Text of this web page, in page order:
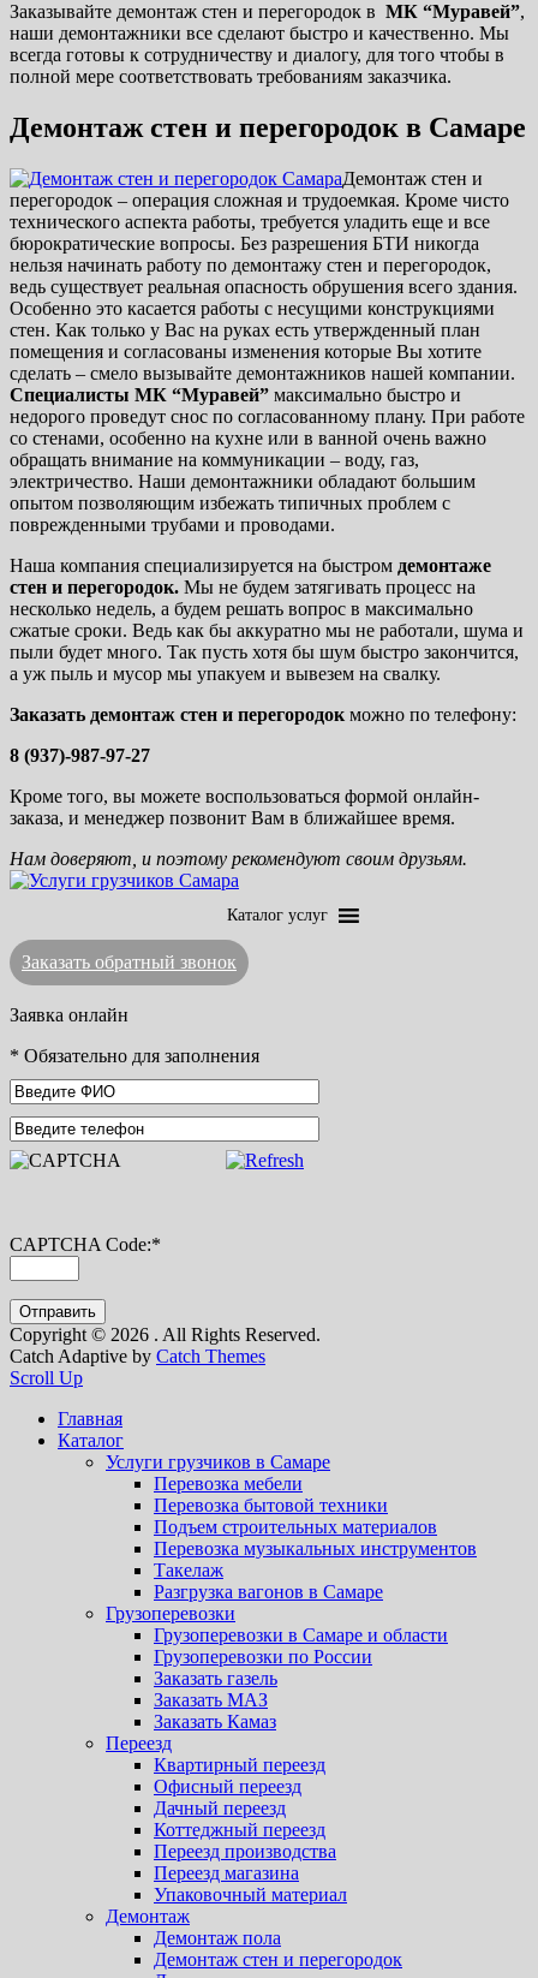
Заказывайте демонтаж стен и перегородок в МК “Муравей”,
наши демонтажники все сделают быстро и качественно. Мы
всегда готовы к сотрудничеству и диалогу, для того чтобы в
полной мере соответствовать требованиям заказчика.
Демонтаж стен и перегородок в Самаре
Демонтаж стен и
перегородок – операция сложная и трудоемкая. Кроме чисто
технического аспекта работы, требуется уладить еще и все
бюрократические вопросы. Без разрешения БТИ никогда
нельзя начинать работу по демонтажу стен и перегородок,
ведь существует реальная опасность обрушения всего здания.
Особенно это касается работы с несущими конструкциями
стен. Как только у Вас на руках есть утвержденный план
помещения и согласованы изменения которые Вы хотите
сделать – смело вызывайте демонтажников нашей компании.
Специалисты МК “Муравей” максимально быстро и
недорого проведут снос по согласованному плану. При работе
со стенами, особенно на кухне или в ванной очень важно
обращать внимание на коммуникации – воду, газ,
электричество. Наши демонтажники обладают большим
опытом позволяющим избежать типичных проблем с
поврежденными трубами и проводами.
Наша компания специализируется на быстром демонтаже
стен и перегородок. Мы не будем затягивать процесс на
несколько недель, а будем решать вопрос в максимально
сжатые сроки. Ведь как бы аккуратно мы не работали, шума и
пыли будет много. Так пусть хотя бы шум быстро закончится,
а уж пыль и мусор мы упакуем и вывезем на свалку.
Заказать демонтаж стен и перегородок можно по телефону:
8 (937)-987-97-27
Кроме того, вы можете воспользоваться формой онлайн-
заказа, и менеджер позвонит Вам в ближайшее время.
Нам доверяют, и поэтому рекомендуют своим друзьям.
Каталог услуг
Заказать обратный звонок
Заявка онлайн
* Обязательно для заполнения
CAPTCHA Code:*
Copyright © 2026 . All Rights Reserved.
Catch Adaptive by Catch Themes
Scroll Up
Главная
Каталог
Услуги грузчиков в Самаре
Перевозка мебели
Перевозка бытовой техники
Подъем строительных материалов
Перевозка музыкальных инструментов
Такелаж
Разгрузка вагонов в Самаре
Грузоперевозки
Грузоперевозки в Самаре и области
Грузоперевозки по России
Заказать газель
Заказать МАЗ
Заказать Камаз
Переезд
Квартирный переезд
Офисный переезд
Дачный переезд
Коттеджный переезд
Переезд производства
Переезд магазина
Упаковочный материал
Демонтаж
Демонтаж пола
Демонтаж стен и перегородок